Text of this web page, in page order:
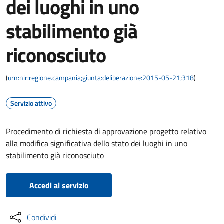
dei luoghi in uno
stabilimento già
riconosciuto
(urn:nir:regione.campania;giunta:deliberazione:2015-05-21;318)
Servizio attivo
Procedimento di richiesta di approvazione progetto relativo
alla modifica significativa dello stato dei luoghi in uno
stabilimento già riconosciuto
Accedi al servizio
Condividi